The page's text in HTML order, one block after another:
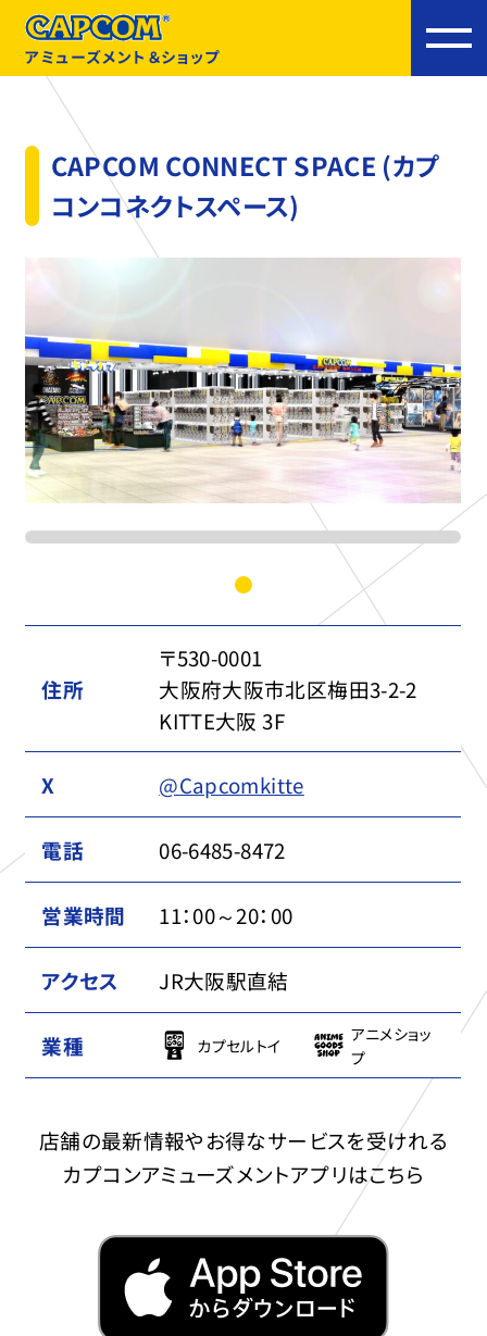
アミューズメント＆ショップ
CAPCOM CONNECT SPACE (カプ
コンコネクトスペース)
住所
〒530-0001
大阪府大阪市北区梅田3-2-2
KITTE大阪 3F
X @Capcomkitte
電話 06-6485-8472
営業時間 11：00～20：00
アクセス JR大阪駅直結
業種 カプセルトイ
アニメショッ
プ
店舗の最新情報やお得なサービスを受けれる
カプコンアミューズメントアプリはこちら